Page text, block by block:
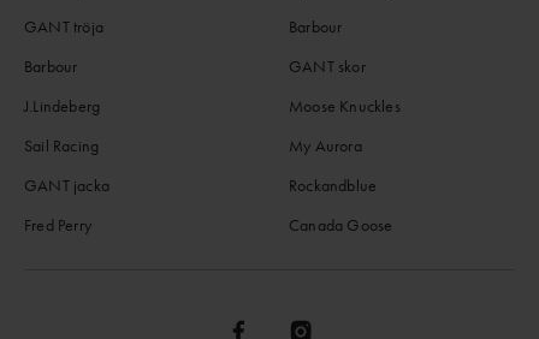
GANT tröja
Barbour
J.Lindeberg
Sail Racing
GANT jacka
Fred Perry
Barbour
GANT skor
Moose Knuckles
My Aurora
Rockandblue
Canada Goose